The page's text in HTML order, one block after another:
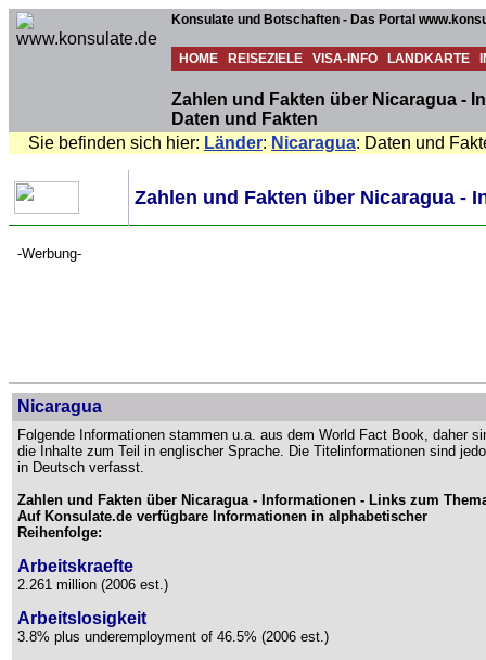
Konsulate und Botschaften - Das Portal
HOME REISEZIELE VISA-INFO LANDKARTE
Zahlen und Fakten über Nicaragua -
Daten und Fakten
Sie befinden sich hier: Länder: Nicaragua: Daten und
Zahlen und Fakten über Nicaragua -
-Werbung-
Nicaragua
Folgende Informationen stammen u.a. aus dem World Fact Book, daher
die Inhalte zum Teil in englischer Sprache. Die Titelinformationen sind
in Deutsch verfasst.
Zahlen und Fakten über Nicaragua - Informationen - Links zum
Auf Konsulate.de verfügbare Informationen in alphabetischer
Reihenfolge:
Arbeitskraefte
2.261 million (2006 est.)
Arbeitslosigkeit
3.8% plus underemployment of 46.5% (2006 est.)